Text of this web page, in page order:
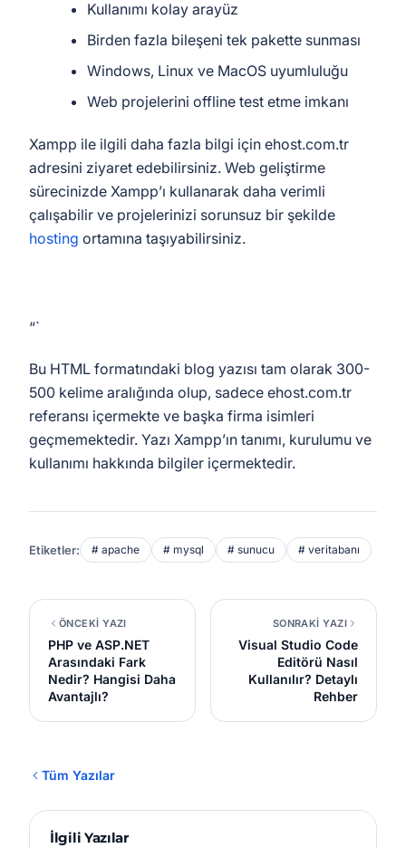
Kullanımı kolay arayüz
Birden fazla bileşeni tek pakette sunması
Windows, Linux ve MacOS uyumluluğu
Web projelerini offline test etme imkanı
Xampp ile ilgili daha fazla bilgi için ehost.com.tr
adresini ziyaret edebilirsiniz. Web geliştirme
sürecinizde Xampp’ı kullanarak daha verimli
çalışabilir ve projelerinizi sorunsuz bir şekilde
hosting ortamına taşıyabilirsiniz.
“`
Bu HTML formatındaki blog yazısı tam olarak 300-
500 kelime aralığında olup, sadece ehost.com.tr
referansı içermekte ve başka firma isimleri
geçmemektedir. Yazı Xampp’ın tanımı, kurulumu ve
kullanımı hakkında bilgiler içermektedir.
Etiketler: # apache # mysql # sunucu # veritabanı
ÖNCEKİ YAZI
PHP ve ASP.NET
Arasındaki Fark
Nedir? Hangisi Daha
Avantajlı?
SONRAKİ YAZI
Visual Studio Code
Editörü Nasıl
Kullanılır? Detaylı
Rehber
Tüm Yazılar
İlgili Yazılar